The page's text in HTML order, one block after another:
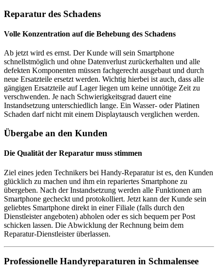
Reparatur des Schadens
Volle Konzentration auf die Behebung des Schadens
Ab jetzt wird es ernst. Der Kunde will sein Smartphone
schnellstmöglich und ohne Datenverlust zurückerhalten und alle
defekten Komponenten müssen fachgerecht ausgebaut und durch
neue Ersatzteile ersetzt werden. Wichtig hierbei ist auch, dass alle
gängigen Ersatzteile auf Lager liegen um keine unnötige Zeit zu
verschwenden. Je nach Schwierigkeitsgrad dauert eine
Instandsetzung unterschiedlich lange. Ein Wasser- oder Platinen
Schaden darf nicht mit einem Displaytausch verglichen werden.
Übergabe an den Kunden
Die Qualität der Reparatur muss stimmen
Ziel eines jeden Technikers bei Handy-Reparatur ist es, den Kunden
glücklich zu machen und ihm ein repariertes Smartphone zu
übergeben. Nach der Instandsetzung werden alle Funktionen am
Smartphone gecheckt und protokolliert. Jetzt kann der Kunde sein
geliebtes Smartphone direkt in einer Filiale (falls durch den
Dienstleister angeboten) abholen oder es sich bequem per Post
schicken lassen. Die Abwicklung der Rechnung beim dem
Reparatur-Dienstleister überlassen.
Professionelle Handyreparaturen in Schmalensee